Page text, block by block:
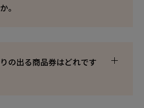
。
の出る商品券はどれです